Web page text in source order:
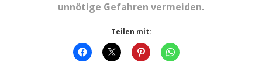
unnötige Gefahren vermeiden.
Teilen mit: